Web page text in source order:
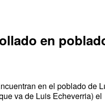
en
en el poblado de
va de Luis Echeverria) el